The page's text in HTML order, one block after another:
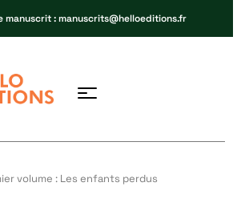
manuscrit : manuscrits@helloeditions.fr
volume : Les enfants perdus